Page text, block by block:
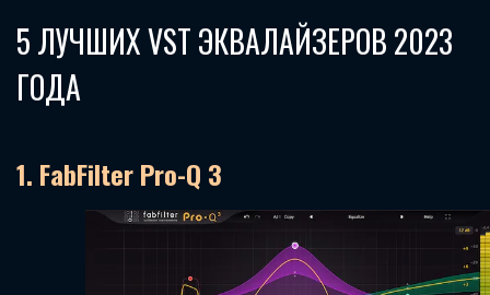
5 ЛУЧШИХ VST ЭКВАЛАЙЗЕРОВ 2023
ГОДА
1. FabFilter Pro-Q 3